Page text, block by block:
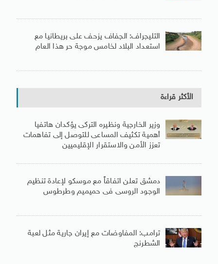
التليجراف: الجفاف يزحف على بريطانيا مع
استعداد البلاد لخامس موجة حر هذا العام
الأكثر قراءة
وزير الخارجية ونظيره التركى يؤكدان هاتفيا
أهمية تكثيف المساعى للتوصل إلى تفاهمات
تعزز الأمن والاستقرار الإقليميين
دمشق تعلن اتفاقاً مع موسكو لإعادة تنظيم
الوجود الروسى فى حميميم وطرطوس
ترامب: المفاوضات مع إيران جارية مثل لعبة
الشطرنج